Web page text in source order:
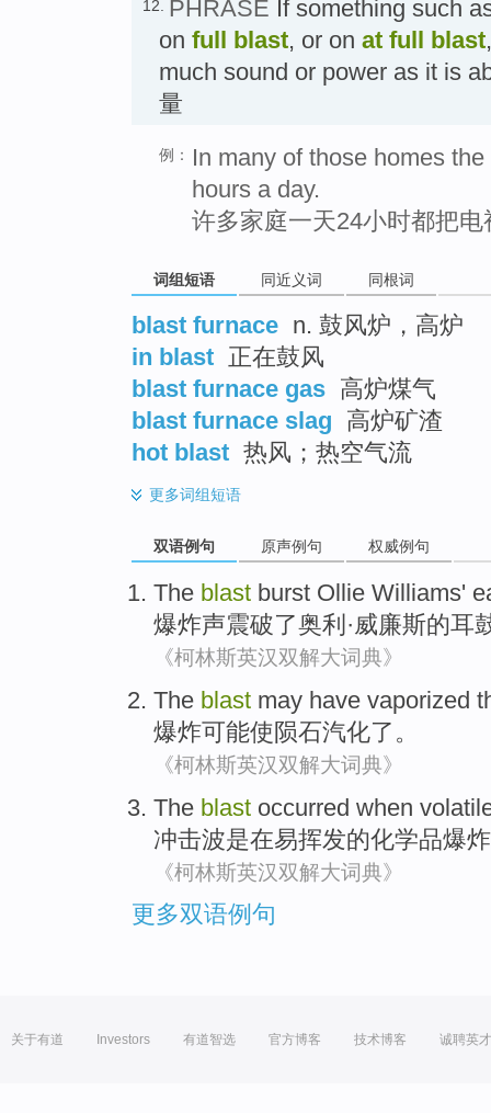
12. PHRASE If something such
on full blast, or on at full blast
much sound or power as it is
量
例：
In many of those homes
hours a day.
许多家庭一天24小时都把
词组短语 同近义词 同根词
blast furnace n. 鼓风炉，高炉
in blast 正在鼓风
blast furnace gas 高炉煤气
blast furnace slag 高炉矿渣
hot blast 热风；热空气流
更多词组短语
双语例句 原声例句 权威例句
The blast burst Ollie Williams'
爆炸声震破了奥利 ·威廉斯的耳
《柯林斯英汉双解大词典》
The blast may have vaporized
爆炸可能使陨石汽化了。
《柯林斯英汉双解大词典》
The blast occurred when
冲击波是在易挥发的化学品爆
《柯林斯英汉双解大词典》
更多双语例句
关于有道 Investors 有道智选 官方博客 技术博客 诚聘英才